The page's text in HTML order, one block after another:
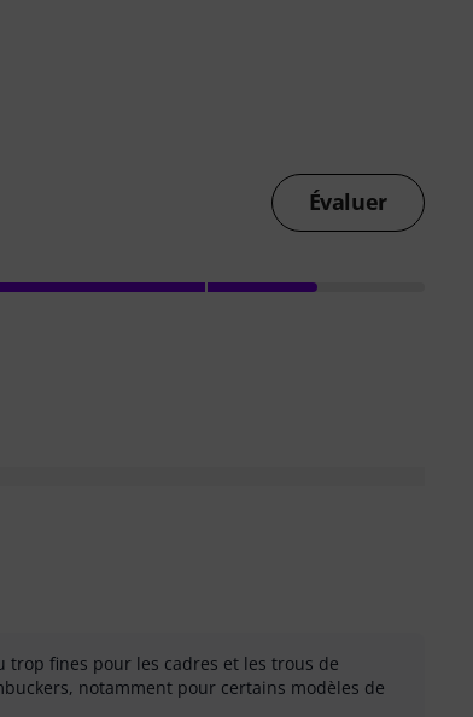
Évaluer
trop fines pour les cadres et les trous de
notamment pour certains modèles de